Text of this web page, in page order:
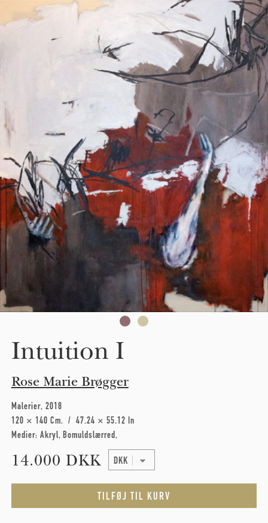
Skip to main content
Intuition I
Rose Marie Brøgger
Malerier 2018
120 × 140 Cm
47.24 × 55.12 In
Medier: Akryl Bomuldslærred
14.000 DKK